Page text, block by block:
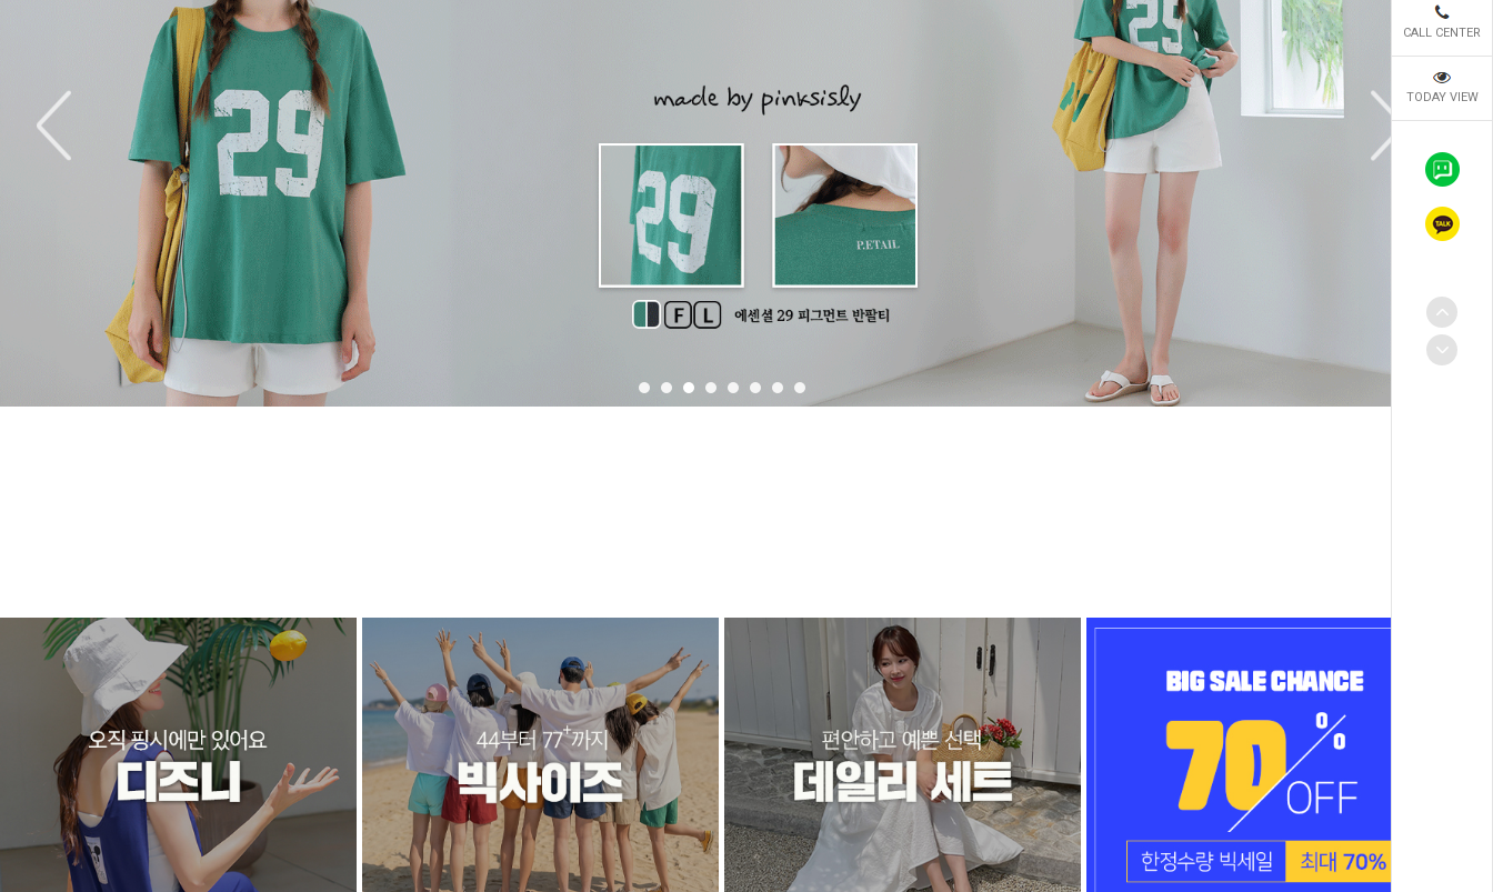
CALL CENTER
TODAY VIEW